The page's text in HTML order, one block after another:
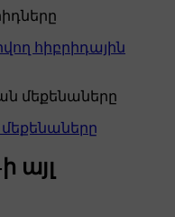
հիբրիդային
մեքենաները
այլ